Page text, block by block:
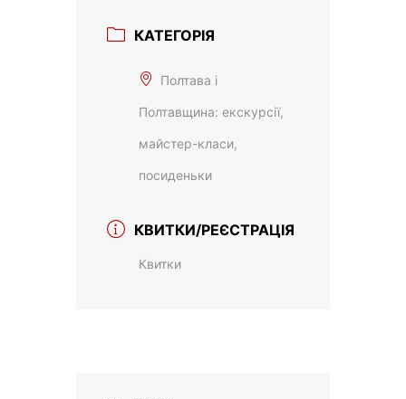
КАТЕГОРІЯ
Полтава і
Полтавщина: екскурсії,
майстер-класи,
посиденьки
КВИТКИ/РЕЄСТРАЦІЯ
Квитки